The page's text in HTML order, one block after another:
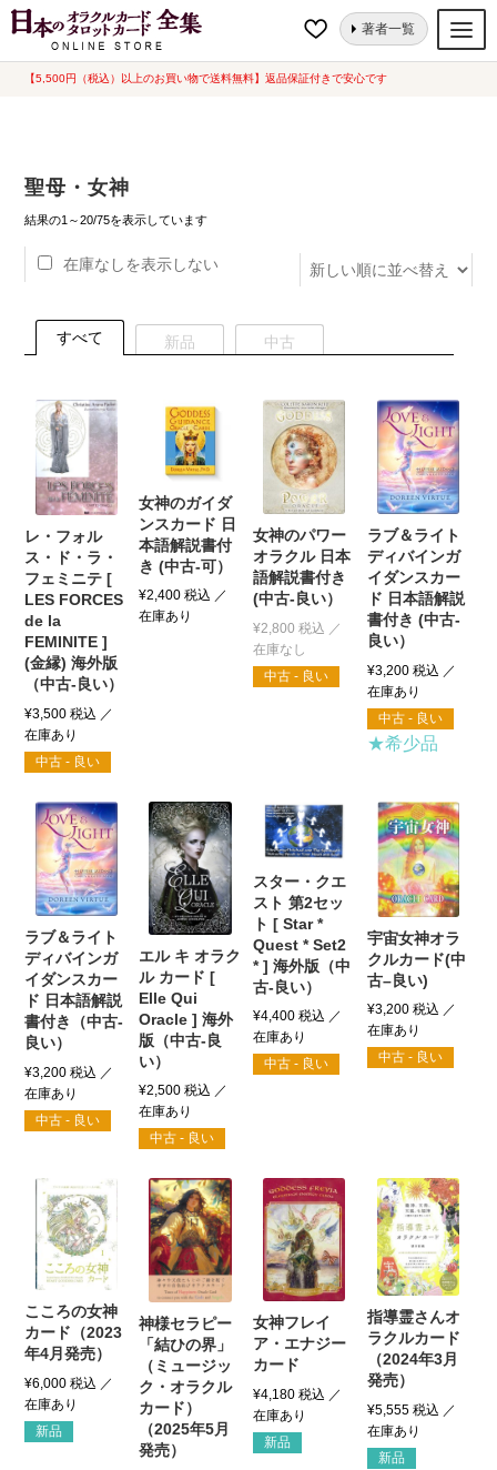
【5,500円（税込）以上のお買い物で送料無料】返品保証付きで安心です
ナ
コ
著者一覧
オラクルカード
ルノルマンカード
トランプ
セット
希少品
書籍
カード関連グッズ
ホーム オラクルカード 聖母・女神
聖母・女神
結果の1～20/75を表示しています新
順
在庫なしを表示しない
すべて 新品 中古
レ・フォル
ス・ド・ラ・
フェミニテ [
LES FORCES
de la
FEMINITE ]
(金縁) 海外版
（中古-良い）
¥3,500 税込
中古 - 良い
女神のガイダ
ンスカード 日
本語解説書付
き (中古-可）
¥2,400 税込
女神のパワー
オラクル 日本
語解説書付き
(中古-良い）
¥2,800 税込
中古 - 良い
ラブ＆ライト
ディバインガ
イダンスカー
ド 日本語解説
書付き (中古-
良い）
¥3,200税込
中古 - 良い
★希少品
ラブ＆ライト
ディバインガ
イダンスカー
ド 日本語解説
書付き（中古-
良い）
¥3,200 税込
中古 - 良い
エル キ オラク
ル カード [
Elle Qui
Oracle ] 海外
版（中古-良
い）
¥2,500 税込
中古 - 良い
スター・クエ
スト 第2セッ
ト [ Star *
Quest * Set2
* ] 海外版（中
古-良い）
¥4,400 税込
中古 - 良い
宇宙女神オラ
クルカード(中
古–良い)
¥3,200税込
中古 - 良い
こころの女神
カード（2023
年4月発売）
¥6,000 税込
新品
神様セラピー
「結ひの界」
（ミュージッ
ク・オラクル
カード）
（2025年5月
発売）
女神フレイ
ア・エナジー
カード
¥4,180 税込
新品
指導霊さんオ
ラクルカード
（2024年3月
発売）
¥5,555税込
新品